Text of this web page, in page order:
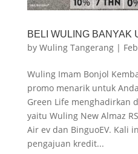
BELI WULING BANYAK
by Wuling Tangerang|
Wuling Imam Bonjol
promo menarik untuk
Green Life menghadirkan
yaitu Wuling New Almaz
Air ev dan BinguoEV. Kali
pengajuan kredit...